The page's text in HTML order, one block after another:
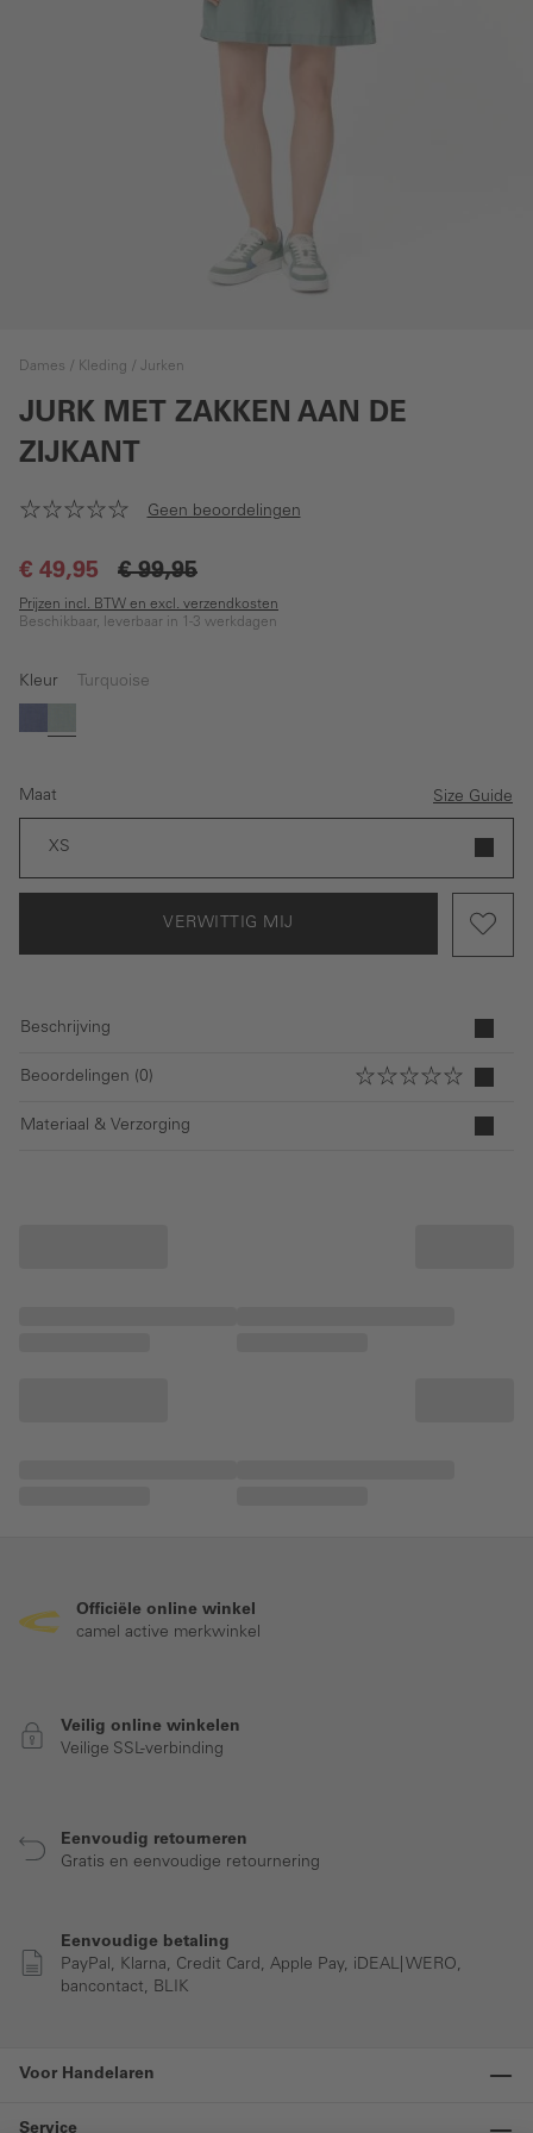
Dames Kleding Jurken
JURK MET ZAKKEN AAN DE
ZIJKANT
Geen beoordelingen
€ 49,95 € 99,95
Prijzen incl. BTW en excl. verzendkosten
Beschikbaar, leverbaar in 1-3 werkdagen
Kleur Turquoise
BlauwTurquoise
Maat Size Guide
XS
VERWITTIG MIJ
Beschrijving
Beoordelingen (0)
Materiaal & Verzorging
Officiële online winkel
camel active merkwinkel
Veilig online winkelen
Veilige SSL-verbinding
Eenvoudig retourneren
Gratis en eenvoudige retournering
Eenvoudige betaling
PayPal, Klarna, Credit Card, Apple Pay, iDEAL| WERO,
bancontact, BLIK
Voor Handelaren
Service